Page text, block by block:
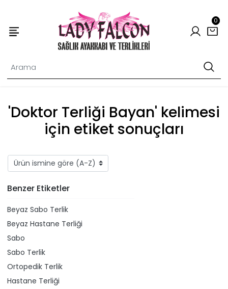
0
'Doktor Terliği Bayan' kelimesi
için etiket sonuçları
Benzer Etiketler
Beyaz Sabo Terlik
Beyaz Hastane Terliği
Sabo
Sabo Terlik
Ortopedik Terlik
Hastane Terliği